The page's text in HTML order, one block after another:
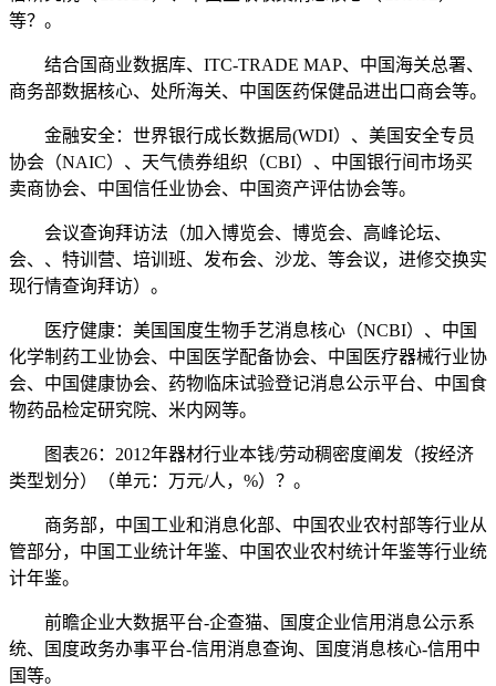
等？。
结合国商业数据库、ITC-TRADE MAP、中国海关总署、
商务部数据核心、处所海关、中国医药保健品进出口商会等。
金融安全：世界银行成长数据局(WDI）、美国安全专员
协会（NAIC）、天气债券组织（CBI）、中国银行间市场买
卖商协会、中国信任业协会、中国资产评估协会等。
会议查询拜访法（加入博览会、博览会、高峰论坛、
会、、特训营、培训班、发布会、沙龙、等会议，进修交换实
现行情查询拜访）。
医疗健康：美国国度生物手艺消息核心（NCBI）、中国
化学制药工业协会、中国医学配备协会、中国医疗器械行业协
会、中国健康协会、药物临床试验登记消息公示平台、中国食
物药品检定研究院、米内网等。
图表26：2012年器材行业本钱/劳动稠密度阐发（按经济
类型划分）（单元：万元/人，%）？。
商务部，中国工业和消息化部、中国农业农村部等行业从
管部分，中国工业统计年鉴、中国农业农村统计年鉴等行业统
计年鉴。
前瞻企业大数据平台-企查猫、国度企业信用消息公示系
统、国度政务办事平台-信用消息查询、国度消息核心-信用中
国等。